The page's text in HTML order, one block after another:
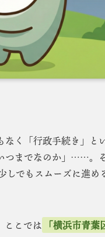
く「行政手続き」と
つまでなのか」……。
しでもスムーズに進
ここでは 「横浜市青